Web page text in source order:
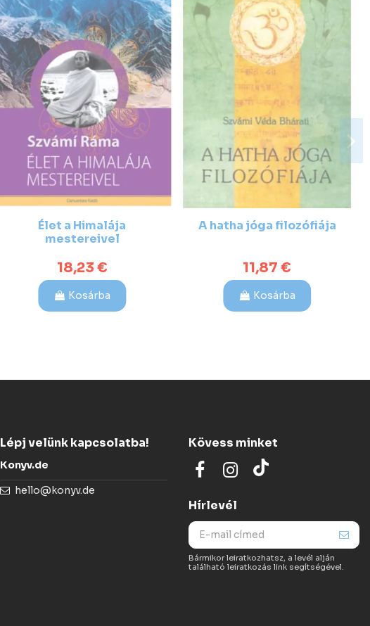
Élet a Himalája
mestereivel
18,23 €
Kosárba
A hatha jóga filozófiája
11,87 €
Kosárba
Lépj velünk kapcsolatba!
Konyv.de
hello@konyv.de
Kövess minket
Hírlevél
Bármikor leiratkozhatsz, a levél alján
található leiratkozás link segítségével.